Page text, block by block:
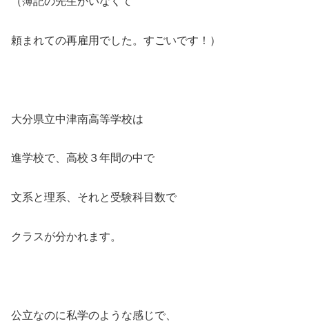
頼まれての再雇用でした。すごいです！）
大分県立中津南高等学校は
進学校で、高校３年間の中で
文系と理系、それと受験科目数で
クラスが分かれます。
公立なのに私学のような感じで、